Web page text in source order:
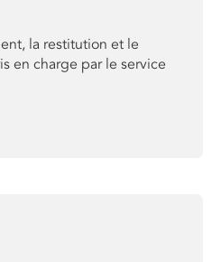
la restitution et le
en charge par le service